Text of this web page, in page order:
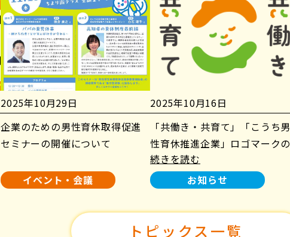
2025年10月29日
企業のための男性育休取得促進
セミナーの開催について
イベント・会議
2025年10月16日
「共働き・共育て」「こうち男
性育休推進企業」ロゴマークの
使用について
続きを読む
お知らせ
トピックス一覧